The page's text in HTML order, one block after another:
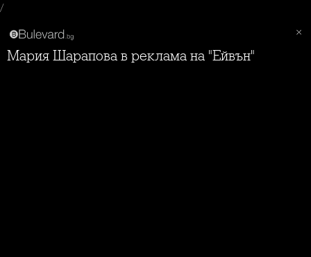
/
Мария Шарапова в реклама на "Ейвън"